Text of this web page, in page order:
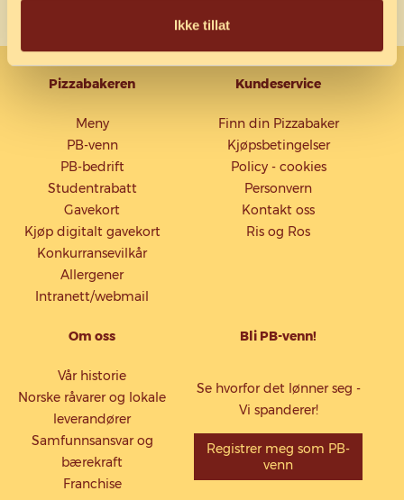
Ikke tillat
Pizzabakeren
Meny
PB-venn
PB-bedrift
Studentrabatt
Gavekort
Kjøp digitalt gavekort
Konkurransevilkår
Allergener
Intranett/webmail
Kundeservice
Finn din Pizzabaker
Kjøpsbetingelser
Policy - cookies
Personvern
Kontakt oss
Ris og Ros
Om oss
Vår historie
Norske råvarer og lokale
leverandører
Samfunnsansvar og
bærekraft
Franchise
Bli PB-venn!
Se hvorfor det lønner seg -
Vi spanderer!
Registrer meg som PB-
venn